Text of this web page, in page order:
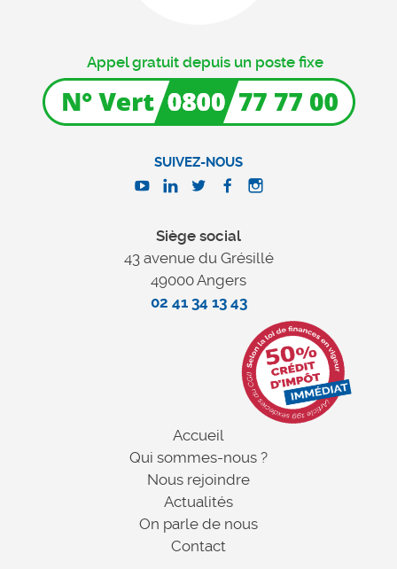
Siège social
43 avenue du Grésillé
49000 Angers
02 41 34 13 43
SUIVEZ-NOUS
Accueil
Qui sommes-nous ?
Nous rejoindre
Actualités
On parle de nous
Contact
Appel gratuit depuis un poste fixe